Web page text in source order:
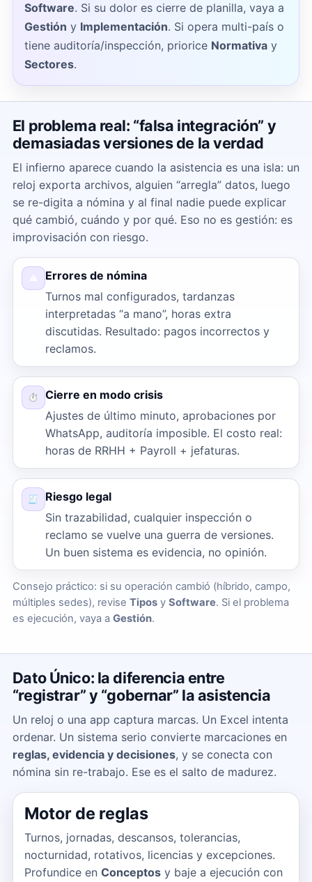
Software. Si su dolor es cierre de planilla, vaya a
Gestión y Implementación. Si opera multi-país o
tiene auditoría/inspección, priorice Normativay
Sectores.
El problema real: “falsa integración” y
demasiadas versiones de la verdad
El infierno aparece cuando la asistencia es una isla: un
reloj exporta archivos, alguien “arregla” datos, luego
se re-digita a nómina y al final nadie puede explicar
qué cambió, cuándo y por qué. Eso no es gestión: es
improvisación con riesgo.
Errores de nómina
Turnos mal configurados, tardanzas
interpretadas “a mano”, horas extra
discutidas. Resultado: pagos incorrectos y
reclamos.
⏱
Cierre en modo crisis
Ajustes de último minuto, aprobaciones por
WhatsApp, auditoría imposible. El costo real:
horas de RRHH + Payroll + jefaturas.
🧾
Riesgo legal
Sin trazabilidad, cualquier inspección o
reclamo se vuelve una guerra de versiones.
Un buen sistema es evidencia, no opinión.
Consejo práctico: si su operación cambió (híbrido, campo,
múltiples sedes), revise Tiposy Software. Si el problema
es ejecución, vaya a Gestión.
Dato Único: la diferencia entre
“registrar” y “gobernar” la asistencia
Un reloj o una app captura marcas. Un Excel intenta
ordenar. Un sistema serio convierte marcaciones en
reglas, evidencia y decisiones, y se conecta con
nómina sin re-trabajo. Ese es el salto de madurez.
Motor de reglas
Turnos, jornadas, descansos, tolerancias,
nocturnidad, rotativos, licencias y excepciones.
Profundice en Conceptosy baje a ejecución con